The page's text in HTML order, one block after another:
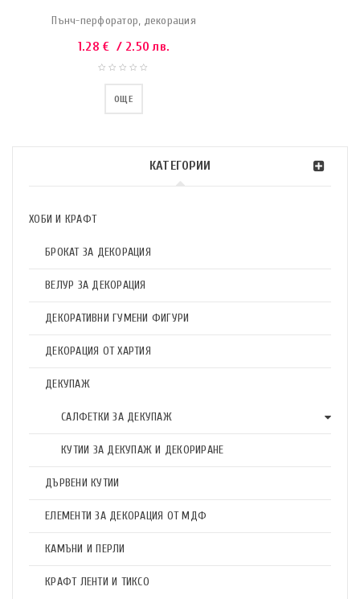
КАТЕГОРИИ
ХОБИ И КРАФТ
БРОКАТ ЗА ДЕКОРАЦИЯ
ВЕЛУР ЗА ДЕКОРАЦИЯ
ДЕКОРАТИВНИ ГУМЕНИ ФИГУРИ
ДЕКОРАЦИЯ ОТ ХАРТИЯ
ДЕКУПАЖ
САЛФЕТКИ ЗА ДЕКУПАЖ
КУТИИ ЗА ДЕКУПАЖ И ДЕКОРИРАНЕ
ДЪРВЕНИ КУТИИ
ЕЛЕМЕНТИ ЗА ДЕКОРАЦИЯ ОТ МДФ
КАМЪНИ И ПЕРЛИ
КРАФТ ЛЕНТИ И ТИКСО
Пънч-перфоратор, декорация
1.28€ / 2.50 лв.
ОЩЕ